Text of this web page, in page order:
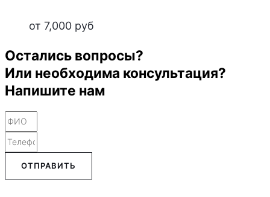
от 7,000 руб
Остались вопросы?
Или необходима консультация?
Напишите нам
ОТПРАВИТЬ